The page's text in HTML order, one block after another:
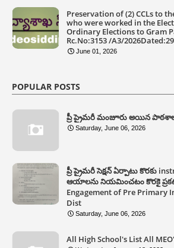
Preservation of (2) CCLs to
who were worked in the
Ordinary Elections to Gram
Rc.No:3153 /A3/
June 01, 2026
POPULAR POSTS
ప్రీ ప్రైమరీ మంజూరు అయిన
Saturday, June 06, 2026
ప్రీ ప్రైమరీ సెక్షన్ ఏర్పాటు కొరకు
ఆయాలను నియమించటం కొరకై
Engagement of Pre Primary
Dist
Saturday, June 06, 2026
All High School's List All